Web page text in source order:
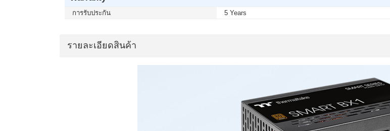
การรับประกัน 5 Years
รายละเอียดสินค้า